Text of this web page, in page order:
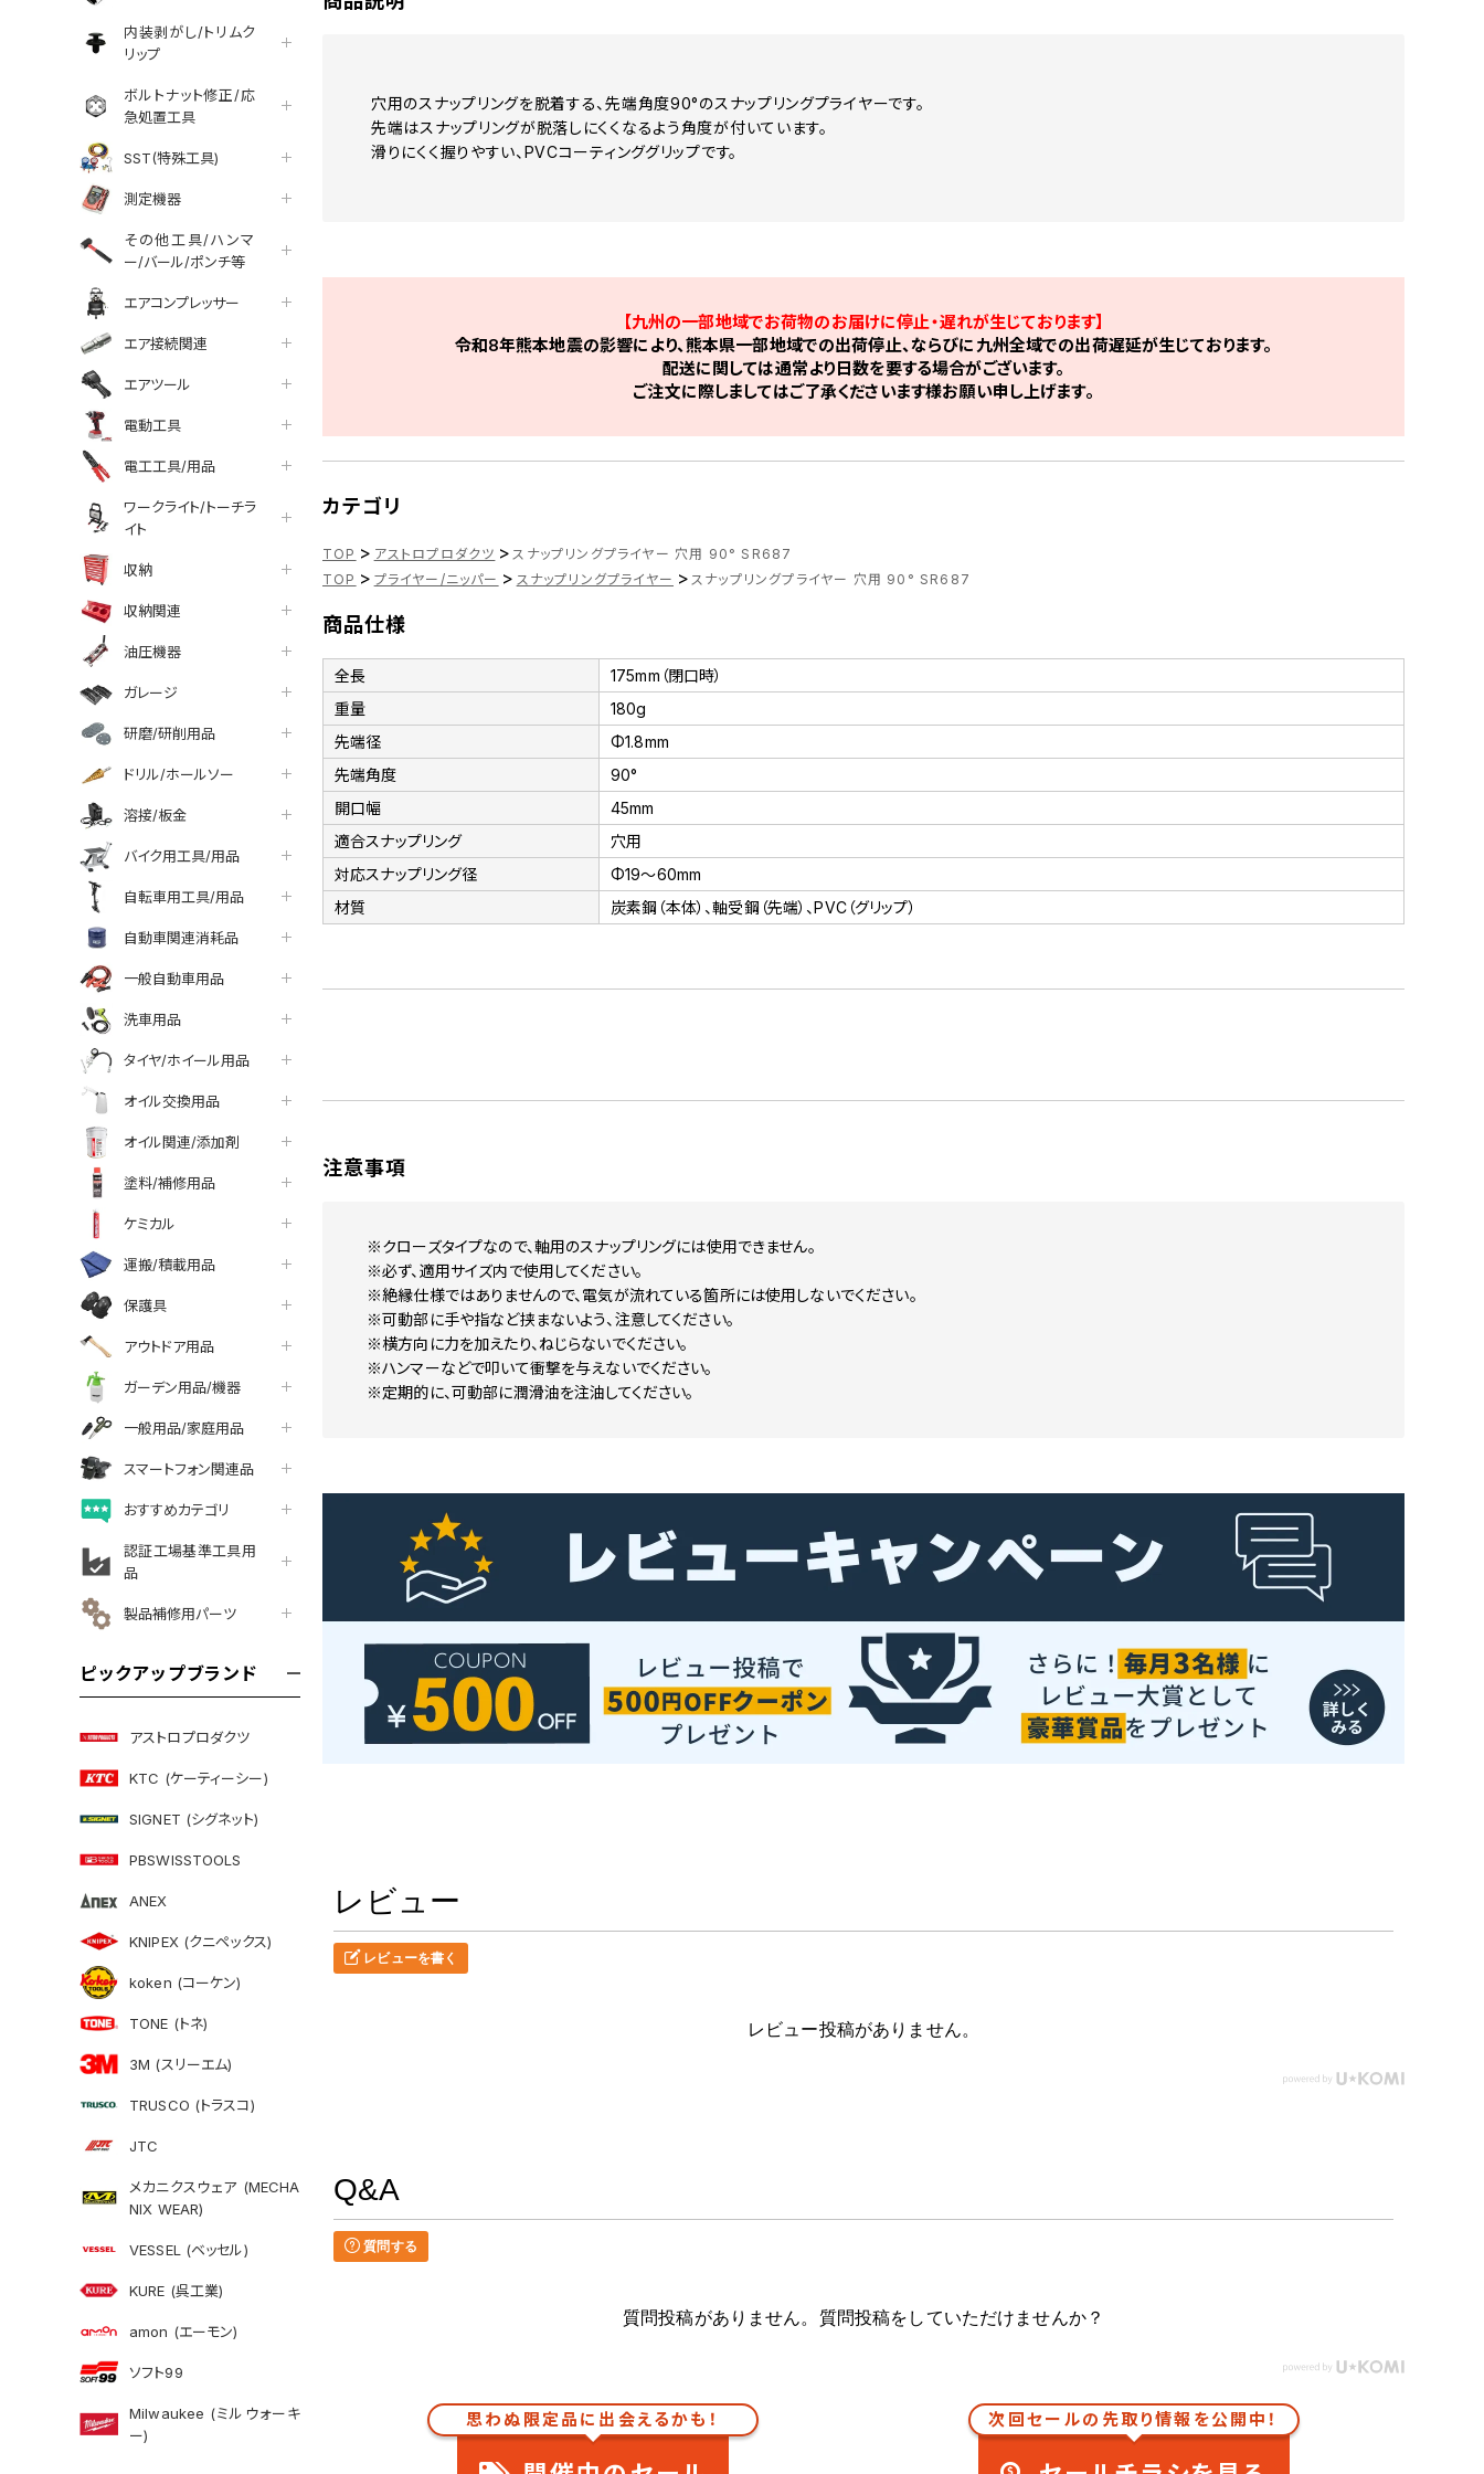
内装剥がし/トリムク
リップ
ボルトナット修正/応
急処置工具
SST(特殊工具)
測定機器
その他工具/ハンマ
ー/バール/ポンチ等
エアコンプレッサー
エア接続関連
エアツール
電動工具
電工工具/用品
ワークライト/トーチラ
イト
収納
収納関連
油圧機器
ガレージ
研磨/研削用品
ドリル/ホールソー
溶接/板金
バイク用工具/用品
自転車用工具/用品
自動車関連消耗品
一般自動車用品
洗車用品
タイヤ/ホイール用品
オイル交換用品
オイル関連/添加剤
塗料/補修用品
ケミカル
運搬/積載用品
保護具
アウトドア用品
ガーデン用品/機器
一般用品/家庭用品
スマートフォン関連品
おすすめカテゴリ
認証工場基準工具用
品
製品補修用パーツ
ピックアップブランド
アストロプロダクツ
KTC (ケーティーシー)
SIGNET (シグネット)
PBSWISSTOOLS
ANEX
KNIPEX (クニペックス)
koken (コーケン)
TONE (トネ)
3M (スリーエム)
TRUSCO (トラスコ)
JTC
メカニクスウェア (MECHA
NIX WEAR)
VESSEL (ベッセル)
KURE (呉工業)
amon (エーモン)
ソフト99
Milwaukee (ミルウォーキ
ー)
穴用のスナップリングを脱着する、先端角度90°のスナップリングプライヤーです。
先端はスナップリングが脱落しにくくなるよう角度が付いています。
滑りにくく握りやすい、PVCコーティンググリップです。
【九州の一部地域でお荷物のお届けに停止・遅れが生じております】
令和8年熊本地震の影響により、熊本県一部地域での出荷停止、ならびに九州全域での出荷遅延が生じております。
配送に関しては通常より日数を要する場合がございます。
ご注文に際しましてはご了承くださいます様お願い申し上げます。
カテゴリ
TOP > アストロプロダクツ > スナップリングプライヤー 穴用 90° SR687
TOP > プライヤー/ニッパー > スナップリングプライヤー > スナップリングプライヤー 穴用 90° SR687
商品仕様
全長
175mm（閉口時）
重量
180g
先端径
Φ1.8mm
先端角度
90°
開口幅
45mm
適合スナップリング
穴用
対応スナップリング径
Φ19～60mm
材質
炭素鋼（本体）、軸受鋼（先端）、PVC（グリップ）
注意事項
※クローズタイプなので、軸用のスナップリングには使用できません。
※必ず、適用サイズ内で使用してください。
※絶縁仕様ではありませんので、電気が流れている箇所には使用しないでください。
※可動部に手や指など挟まないよう、注意してください。
※横方向に力を加えたり、ねじらないでください。
※ハンマーなどで叩いて衝撃を与えないでください。
※定期的に、可動部に潤滑油を注油してください。
レビュー
レビューを書く
レビュー投稿がありません。
Q&A
質問する
質問投稿がありません。質問投稿をしていただけませんか？
思わぬ限定品に出会えるかも！ 次回セールの先取り情報を公開中！